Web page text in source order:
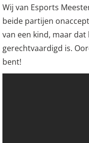
Wij van Esports
beide partijen
van een kind, maar
gerechtvaardigd is.
bent!